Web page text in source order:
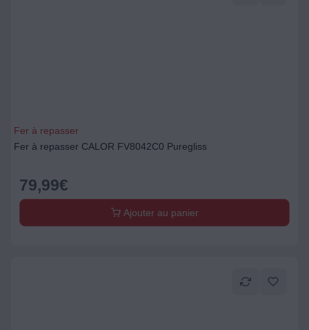
Fer à repasser
Fer à repasser CALOR FV8042C0 Puregliss
79,99€
Ajouter au panier